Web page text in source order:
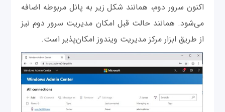
اکنون سرور دوم، همانند شکل زیر به پانل مربوطه اضافه
می‌شود. همانند حالت قبل امکان مدیریت سرور دوم نیز
از طریق ابزار مرکز مدیریت ویندوز امکان‌پذیر است.